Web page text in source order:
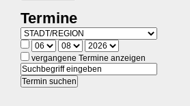
Termine
vergangene Termine anzeigen